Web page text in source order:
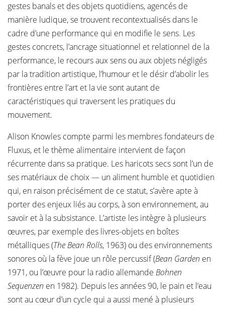
gestes banals et des objets quotidiens, agencés de
manière ludique, se trouvent recontextualisés dans le
cadre d’une performance qui en modifie le sens. Les
gestes concrets, l’ancrage situationnel et relationnel de la
performance, le recours aux sens ou aux objets négligés
par la tradition artistique, l’humour et le désir d’abolir les
frontières entre l’art et la vie sont autant de
caractéristiques qui traversent les pratiques du
mouvement.
Alison Knowles compte parmi les membres fondateurs de
Fluxus, et le thème alimentaire intervient de façon
récurrente dans sa pratique. Les haricots secs sont l’un de
ses matériaux de choix — un aliment humble et quotidien
qui, en raison précisément de ce statut, s’avère apte à
porter des enjeux liés au corps, à son environnement, au
savoir et à la subsistance. L’artiste les intègre à plusieurs
œuvres, par exemple des livres-objets en boîtes
métalliques (The Bean Rolls, 1963) ou des environnements
sonores où la fève joue un rôle percussif (Bean Garden en
1971, ou l’œuvre pour la radio allemande Bohnen
Sequenzen en 1982). Depuis les années 90, le pain et l’eau
sont au cœur d’un cycle qui a aussi mené à plusieurs